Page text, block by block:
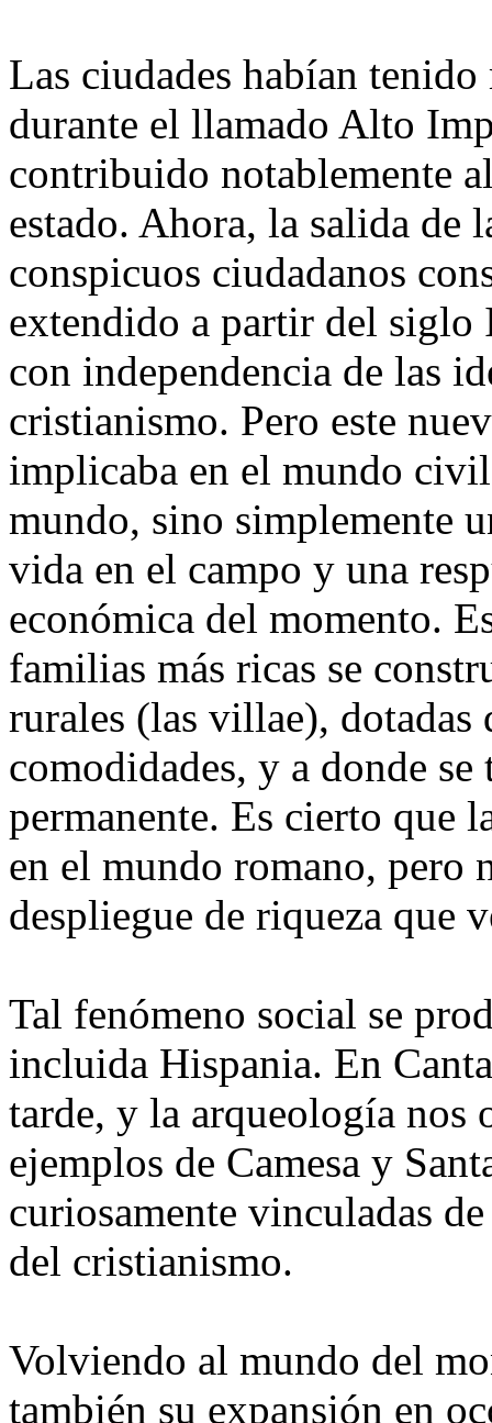
Las ciudades habían
durante el llamado Alto
contribuido notablemente
estado. Ahora, la salida de
conspicuos ciudadanos
extendido a partir del
con independencia de las
cristianismo. Pero este
implicaba en el mundo
mundo, sino simplemente
vida en el campo y una
económica del momento.
familias más ricas se
rurales (las villae),
comodidades, y a donde
permanente. Es cierto que
en el mundo romano, pero
despliegue de riqueza que
Tal fenómeno social se
incluida Hispania. En
tarde, y la arqueología nos
ejemplos de Camesa y
curiosamente vinculadas
del cristianismo.
Volviendo al mundo del
también su expansión en